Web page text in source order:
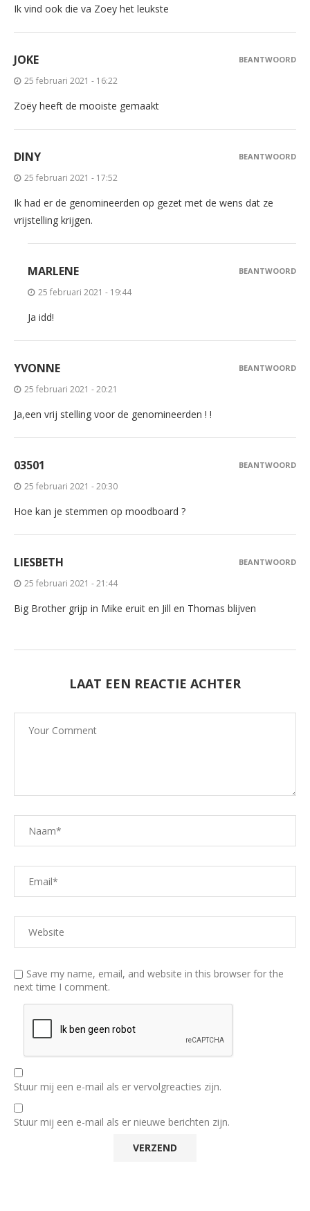
Ik vind ook die va Zoey het leukste
JOKE
25 februari 2021 - 16:22
Zoëy heeft de mooiste gemaakt
BEANTWOORD
DINY
25 februari 2021 - 17:52
Ik had er de genomineerden op gezet met de wens dat ze
vrijstelling krijgen.
BEANTWOORD
MARLENE
25 februari 2021 - 19:44
Ja idd!
BEANTWOORD
YVONNE
25 februari 2021 - 20:21
Ja,een vrij stelling voor de genomineerden ! !
BEANTWOORD
03501
25 februari 2021 - 20:30
Hoe kan je stemmen op moodboard ?
BEANTWOORD
LIESBETH
25 februari 2021 - 21:44
Big Brother grijp in Mike eruit en Jill en Thomas blijven
BEANTWOORD
LAAT EEN REACTIE ACHTER
Save my name, email, and website in this browser for the
next time I comment.
Stuur mij een e-mail als er vervolgreacties zijn.
Stuur mij een e-mail als er nieuwe berichten zijn.